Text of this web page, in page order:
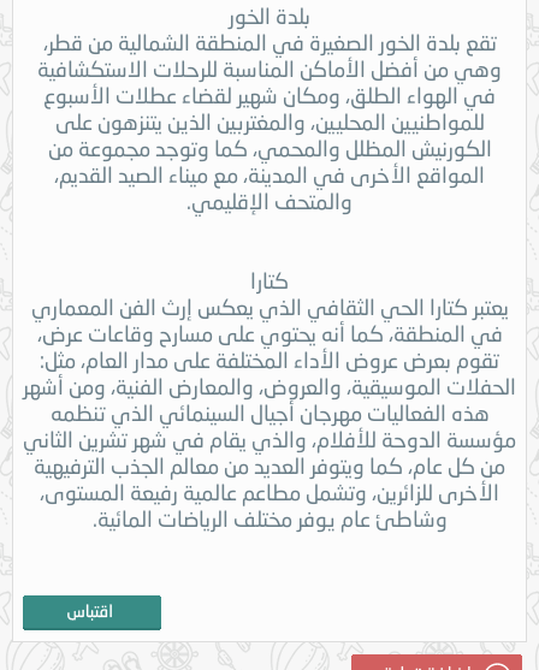
بلدة الخور
تقع بلدة الخور الصغيرة في المنطقة الشمالية من قطر،
وهي من أفضل الأماكن المناسبة للرحلات الاستكشافية
في الهواء الطلق، ومكان شهير لقضاء عطلات الأسبوع
للمواطنيين المحليين، والمغتربين الذين يتنزهون على
الكورنيش المظلل والمحمي، كما وتوجد مجموعة من
المواقع الأخرى في المدينة، مع ميناء الصيد القديم،
والمتحف الإقليمي.
كتارا
يعتبر كتارا الحي الثقافي الذي يعكس إرث الفن المعماري
في المنطقة، كما أنه يحتوي على مسارح وقاعات عرض،
تقوم بعرض عروض الأداء المختلفة على مدار العام، مثل:
الحفلات الموسيقية، والعروض، والمعارض الفنية، ومن أشهر
هذه الفعاليات مهرجان أجيال السينمائي الذي تنظمه
مؤسسة الدوحة للأفلام، والذي يقام في شهر تشرين الثاني
من كل عام، كما ويتوفر العديد من معالم الجذب الترفيهية
الأخرى للزائرين، وتشمل مطاعم عالمية رفيعة المستوى،
وشاطئ عام يوفر مختلف الرياضات المائية.